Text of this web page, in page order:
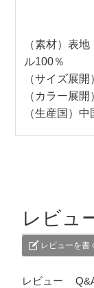
（素材）表
ル100％
（サイズ展
（カラー展
（生産国）中
レビュ
レビューを書
レビュー